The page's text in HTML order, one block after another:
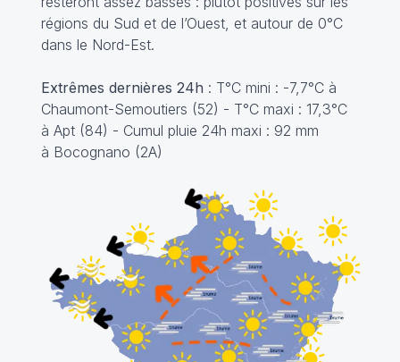
régions du Sud et de l’Ouest, et autour de 0°C
dans le Nord-Est.
Extrêmes dernières 24h : T°C mini : -7,7°C à
Chaumont-Semoutiers (52) - T°C maxi : 17,3°C
à Apt (84) - Cumul pluie 24h maxi : 92 mm
à Bocognano (2A)